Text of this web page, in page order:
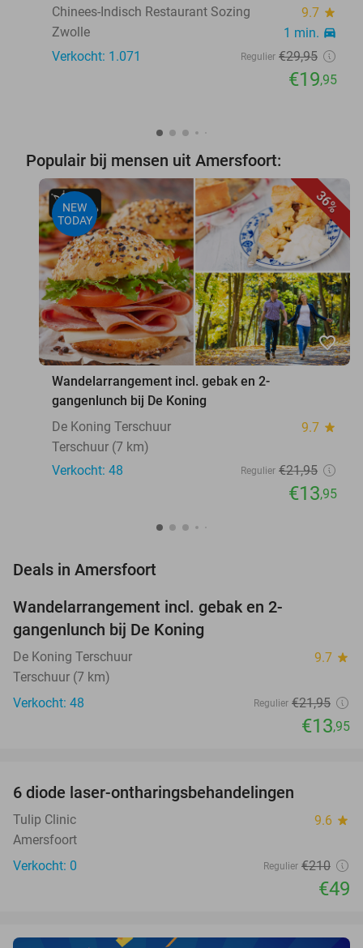
Chinees-Indisch Restaurant Sozing
9.7 star
Zwolle 1 min. directions_car
Verkocht: 1.071 Regulier €29,95
€19,95
Populair bij mensen uit Amersfoort:
36%
NEW
TODAY
favorite_border
Wandelarrangement incl. gebak en 2-
gangenlunch bij De Koning
De Koning Terschuur
9.7 star
Terschuur (7 km)
Verkocht: 48
Regulier €21,95
€13,95
Deals in Amersfoort
TODAY
Wandelarrangement incl. gebak en 2-
gangenlunch bij De Koning
De Koning Terschuur 9.7 star
Terschuur (7 km)
Verkocht: 48
Regulier €21,95
€13,95
TODAY
6 diode laser-ontharingsbehandelingen
Tulip Clinic 9.6 star
Amersfoort
Verkocht: 0
Regulier €210
€49